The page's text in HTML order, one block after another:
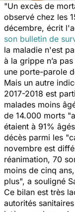
"Un excès de
observé chez les
décembre, écrit
son bulletin de
la maladie n'est
à la grippe n’a
une porte-parole
Mais un autre
2017-2018 est
malades moins
de 14.000 morts
étaient à 91%
décès parmi les
novembre est
réanimation, 70
moins de cinq
plus", a souligné
Ce bilan est très
autorités